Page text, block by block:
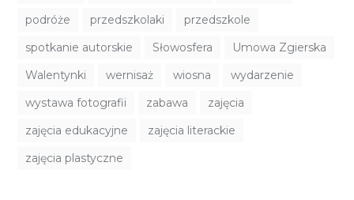
podróże
przedszkolaki
przedszkole
spotkanie autorskie
Słowosfera
Umowa Zgierska
Walentynki
wernisaż wiosna
wydarzenie
wystawa fotografii
zabawa
zajęcia
zajęcia edukacyjne
zajęcia literackie
zajęcia plastyczne